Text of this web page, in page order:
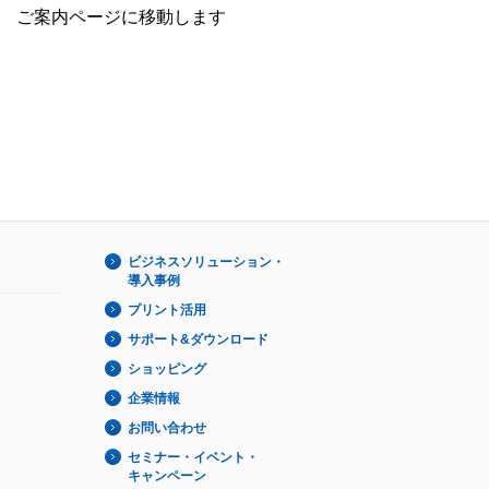
ご案内ページに移動します
ビジネスソリューション・
導入事例
プリント活用
サポート&ダウンロード
ショッピング
企業情報
お問い合わせ
セミナー・イベント・
キャンペーン